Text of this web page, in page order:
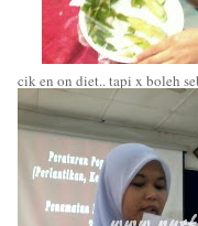
cik en on diet.. tapi x boleh